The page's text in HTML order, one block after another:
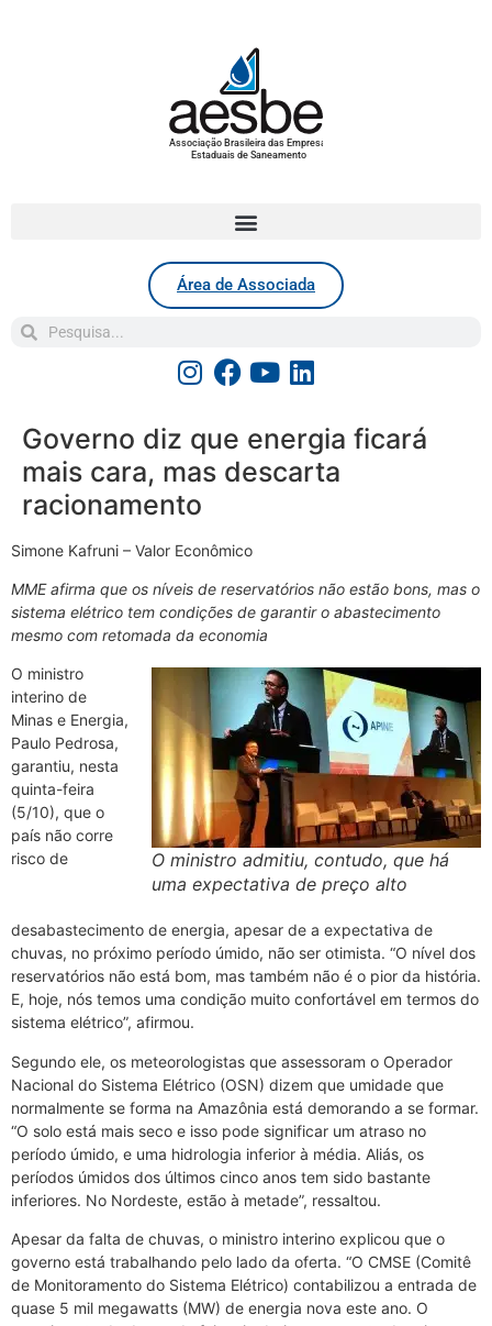
Associação Brasileira das Empresas
Estaduais de Saneamento
Área de Associada
Governo diz que energia ficará
mais cara, mas descarta
racionamento
Simone Kafruni – Valor Econômico
MME afirma que os níveis de reservatórios não estão bons, mas o
sistema elétrico tem condições de garantir o abastecimento
mesmo com retomada da economia
O ministro admitiu, contudo, que há
uma expectativa de preço alto
O ministro
interino de
Minas e Energia,
Paulo Pedrosa,
garantiu, nesta
quinta-feira
(5/10), que o
país não corre
risco de
desabastecimento de energia, apesar de a expectativa de
chuvas, no próximo período úmido, não ser otimista. “O nível dos
reservatórios não está bom, mas também não é o pior da história.
E, hoje, nós temos uma condição muito confortável em termos do
sistema elétrico”, afirmou.
Segundo ele, os meteorologistas que assessoram o Operador
Nacional do Sistema Elétrico (OSN) dizem que umidade que
normalmente se forma na Amazônia está demorando a se formar.
“O solo está mais seco e isso pode significar um atraso no
período úmido, e uma hidrologia inferior à média. Aliás, os
períodos úmidos dos últimos cinco anos tem sido bastante
inferiores. No Nordeste, estão à metade”, ressaltou.
Apesar da falta de chuvas, o ministro interino explicou que o
governo está trabalhando pelo lado da oferta. “O CMSE (Comitê
de Monitoramento do Sistema Elétrico) contabilizou a entrada de
quase 5 mil megawatts (MW) de energia nova este ano. O